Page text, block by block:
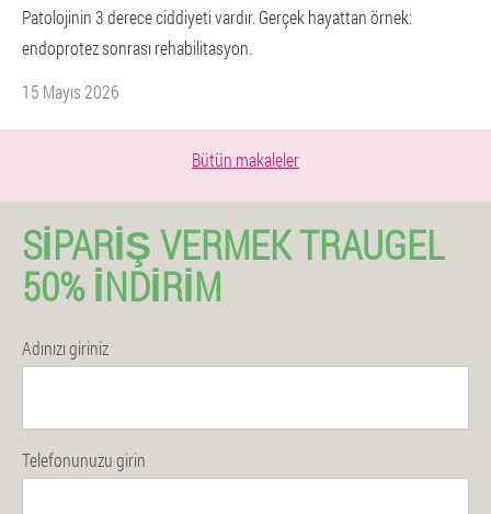
Patolojinin 3 derece ciddiyeti vardır. Gerçek hayattan örnek:
endoprotez sonrası rehabilitasyon.
15 Mayıs 2026
Bütün makaleler
SIPARIŞ VERMEK TRAUGEL
50% İNDIRIM
Adınızı giriniz
Telefonunuzu girin